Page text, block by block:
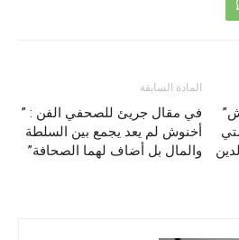
المادة السابقة
في مقال جريئ للصحفي الفن : ”
أخنوش لم يعد يجمع بين السلطة
والمال بل أضاف لهما الصحافة”